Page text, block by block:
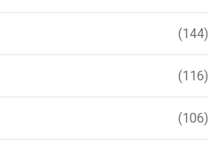
(144)
(116)
(106)